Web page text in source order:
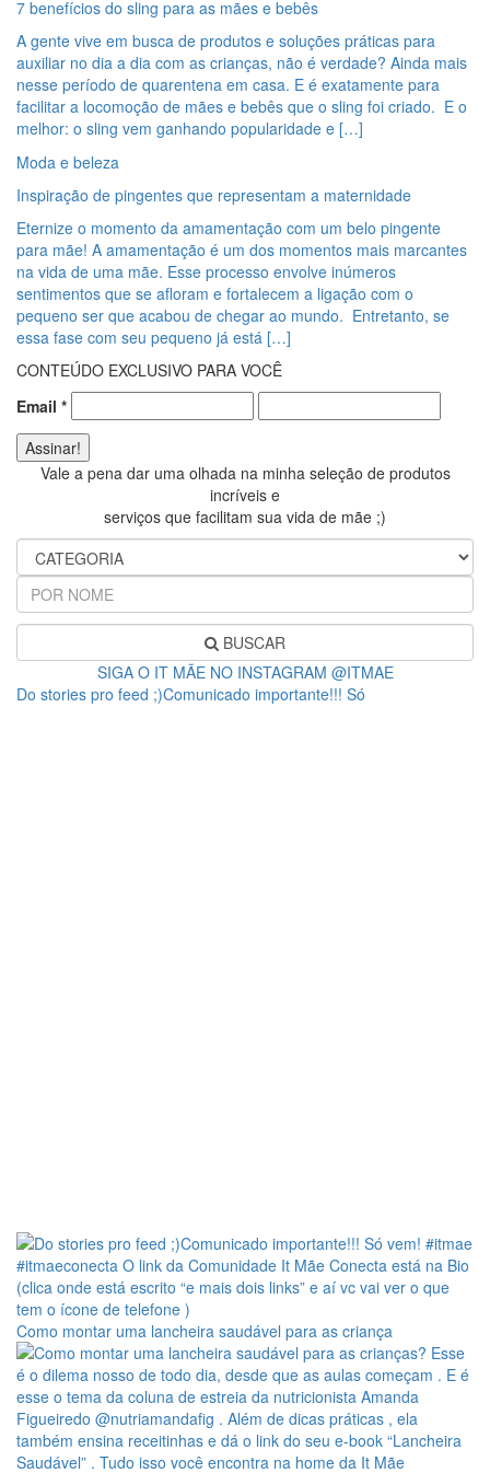
7 benefícios do sling para as mães e bebês
A gente vive em busca de produtos e soluções práticas para
auxiliar no dia a dia com as crianças, não é verdade? Ainda mais
nesse período de quarentena em casa. E é exatamente para
facilitar a locomoção de mães e bebês que o sling foi criado. E o
melhor: o sling vem ganhando popularidade e […]
Moda e beleza
Inspiração de pingentes que representam a maternidade
Eternize o momento da amamentação com um belo pingente
para mãe! A amamentação é um dos momentos mais marcantes
na vida de uma mãe. Esse processo envolve inúmeros
sentimentos que se afloram e fortalecem a ligação com o
pequeno ser que acabou de chegar ao mundo. Entretanto, se
essa fase com seu pequeno já está […]
CONTEÚDO EXCLUSIVO PARA VOCÊ
Email *
Vale a pena dar uma olhada na minha seleção de produtos
incríveis e
serviços que facilitam sua vida de mãe ;)
BUSCAR
SIGA O IT MÃE NO INSTAGRAM @ITMAE
Do stories pro feed ;)Comunicado importante!!! Só
Como montar uma lancheira saudável para as criança